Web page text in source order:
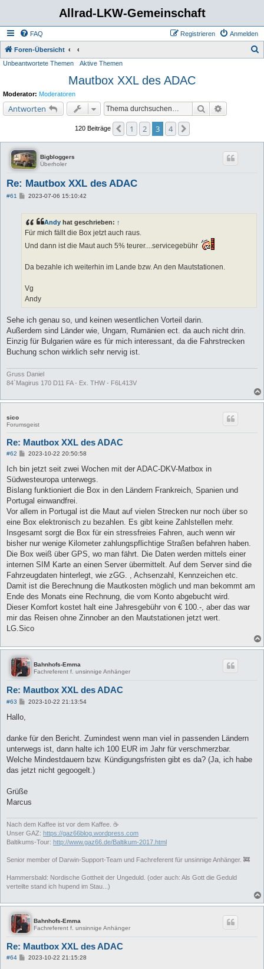
Allrad-LKW-Gemeinschaft
FAQ Anmelden
Registrieren
Foren-Übersicht
Unbeantwortete Themen Aktive Themen
Mautbox XXL des ADAC
Moderator: Moderatoren
Antworten Suche
120 Beiträge Vorherige
1 2 3 4
Bigbloggers
Überholer
Re: Mautbox XXL des ADAC
#61
B
r
a
2023-07-06 15:10:42
Andy hat geschrieben: ↑
Für mich fällt die Box jetzt auch raus.
Und dann ist die Maut auch 5% teurer....servicegebühr
Da bezahle ich weiterhin im Lande bzw. An den Mautstationen.
Vg
Andy
Sehe ich genau so, und keinen wesentlichen Vorteil darin.
Außerdem sind Länder wie, Ungarn, Rumänien ect. da auch nicht drin.
Einzig für Bulgarien wäre es für mich interessant, da die Fahrstrecken
Buchung schon wirklich sehr nervig ist.
Gruss Daniel
84`Magirus 170 D11 FA - Ex. THW - F6L413V
sico
Forumsgeist
Re: Mautbox XXL des ADAC
#62
B
i
r
a
g
2023-10-22 20:50:58
Ich bin jetzt seit zwei Wochen mit der ADAC-DKV-Matbox in
Südwesteuropa unterwegs.
Bislang funktioniert die Box in den Ländern Frankreich, Spanien und
Portugal einwandfrei.
Vor allem in Portugal ist die Maut auf vielen Strecken nur noch über so
eine Box elektronisch zu bezahlen. Es gibt keine Zahlstellen mehr.
Insgesamt sorgt die Box für ein stressfreies Fahren, auch wenn wir
bisher nur wenige Kilometer zahlungspflichtige Straßen befahren haben.
Die Box weiß über GPS, wo man fährt. Die Daten werden mittels einer
internen SIM Karte an einen Server übermittelt. Auf dem Server sind die
Fahrzeugdaten hinterlegt, wie zGG. , Achsenzahl, Kennzeichen etc.
Damit ist die Berechnung die Mautkosten möglich und man bekommt am
Ende des Monats eine Rechnung, die vom Konto abgebucht wird.
Dieser Komfort kostet halt eine Jahresgebühr von € 100.-, aber das war
mir das Reisen ohne Zinnober an den Mautstationen jetzt wert.
LG.Sico
Bahnhofs-Emma
Fachreferent f. unsinnige Anhänger
Re: Mautbox XXL des ADAC
#63
B
a
2023-10-22 21:13:54
Hallo,
danke für den Bericht. Zumindest wenn man viel in passenden Ländern
unterwegs ist, dann halte ich 100 EUR im Jahr für verschmerzbar.
Welche Mindestdauern bzw. Kündigungsfristen gibt es da? (Ja, ich habe
das jetzt nicht gegoogelt.)
Grüße
Marcus
Nach dem Kaffee ist vor dem Kaffee. ☕
Unser GAZ: https://gaz66blog.wordpress.com
Baltikums-Tour: http://www.gaz66.de/Baltikum-2017.html
Senior member of Darwin-Support-Team und Fachreferent für unsinnige Anhänger. 🚒
Hammersbald: Nordische Gottheit der Ungeduld. (oder auch: Als Gott die Geduld
verteilte stand ich hupend im Stau...)
Bahnhofs-Emma
Fachreferent f. unsinnige Anhänger
Re: Mautbox XXL des ADAC
#64
B2023-10-22 21:15:28